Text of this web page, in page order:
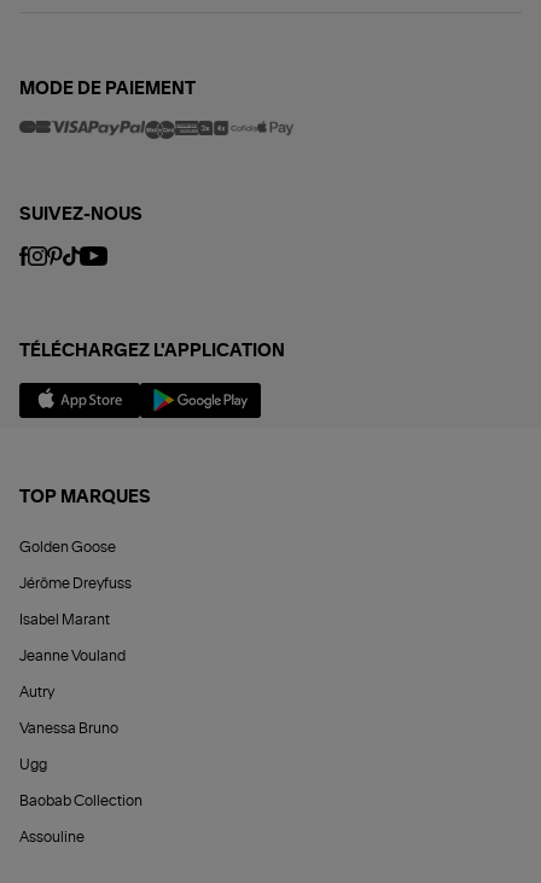
MODE DE PAIEMENT
SUIVEZ-NOUS
TÉLÉCHARGEZ L'APPLICATION
TOP MARQUES
Golden Goose
Jérôme Dreyfuss
Isabel Marant
Jeanne Vouland
Autry
Vanessa Bruno
Ugg
Baobab Collection
Assouline